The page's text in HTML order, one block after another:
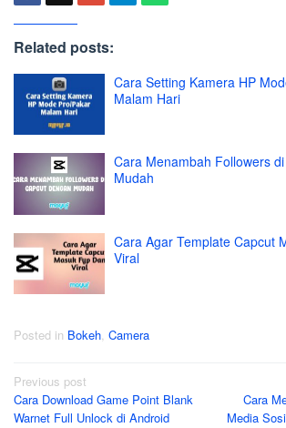
Related posts:
Cara Setting Kamera HP
Malam Hari
Cara Menambah Followers
Mudah
Cara Agar Template Capcut
Viral
Posted in Bokeh, Camera
Post
navigation
Previous post
Cara Download Game Point Blank
Warnet Full Unlock di Android
Cara
Media